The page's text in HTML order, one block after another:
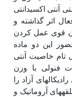
آنتی اکسیدانتی
اثر گذاشته و
قوی عمل کردن
این دو ماده
تام خاصیت آنتی
فنولی با وزن
آزاد را
آروماتیک و